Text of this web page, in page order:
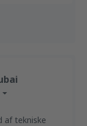
af tekniske